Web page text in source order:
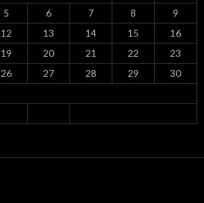
5 6 7 8
9
12 13 14 15
16
19 20 21 22
23
26 27 28 29
30